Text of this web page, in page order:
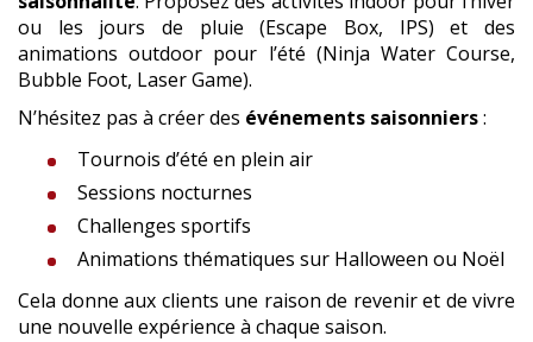
ou les jours de pluie (Escape Box, IPS) et des
animations outdoor pour l’été (Ninja Water Course,
Bubble Foot, Laser Game).
N’hésitez pas à créer des événements saisonniers:
Tournois d’été en plein air
Sessions nocturnes
Challenges sportifs
Animations thématiques sur Halloween ou Noël
Cela donne aux clients une raison de revenir et de vivre
une nouvelle expérience à chaque saison.